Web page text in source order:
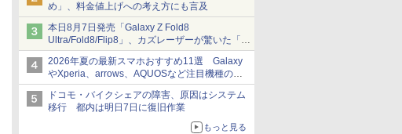
め」、料金値上げへの考え方にも言及
本日8月7日発売「Galaxy Z Fold8
Ultra/Fold8/Flip8」、カズレーザーが驚いた「そ
ば屋のメニュー並みの薄さ」
2026年夏の最新スマホおすすめ11選 Galaxy
やXperia、arrows、AQUOSなど注目機種の特
徴は
ドコモ・バイクシェアの障害、原因はシステム
移行 都内は明日7日に復旧作業
もっと見る